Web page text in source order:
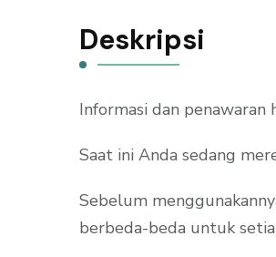
Deskripsi
Informasi dan
Saat ini Anda sedang
Sebelum
berbeda-beda untuk